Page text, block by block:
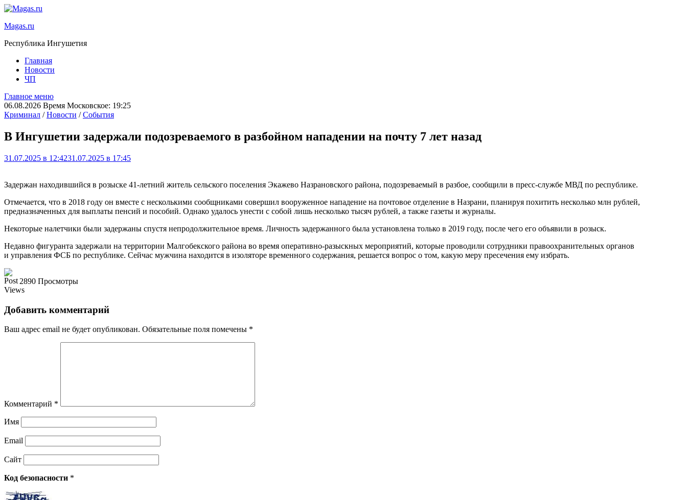
Magas.ru
Республика Ингушетия
Главная
Новости
ЧП
Главное меню
06.08.2026 Время Московское: 19:25
Криминал /Новости /События
В Ингушетии задержали подозреваемого в разбойном нападении на почту 7 лет назад
31.07.2025 в 12:4231.07.2025 в 17:45
Задержан находившийся в розыске 41-летний житель сельского поселения Экажево Назрановского района, подозреваемый в разбое, сообщили в пресс-службе МВД по республике.
Отмечается, что в 2018 году он вместе с несколькими сообщниками совершил вооруженное нападение на почтовое отделение в Назрани, планируя похитить несколько млн рублей,
предназначенных для выплаты пенсий и пособий. Однако удалось унести с собой лишь несколько тысяч рублей, а также газеты и журналы.
Некоторые налетчики были задержаны спустя непродолжительное время. Личность задержанного была установлена только в 2019 году, после чего его объявили в розыск.
Недавно фигуранта задержали на территории Малгобекского района во время оперативно-разыскных мероприятий, которые проводили сотрудники правоохранительных органов
и управления ФСБ по республике. Сейчас мужчина находится в изоляторе временного содержания, решается вопрос о том, какую меру пресечения ему избрать.
2890 Просмотры
Добавить комментарий
Ваш адрес email не будет опубликован. Обязательные поля помечены *
Комментарий *
Имя
Email
Сайт
Код безопасности *